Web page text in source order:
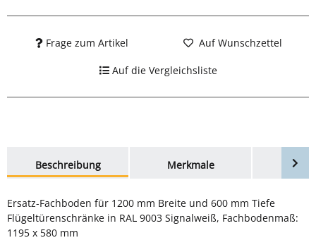
Frage zum Artikel Auf Wunschzettel
Auf die Vergleichsliste
Beschreibung
Merkmale
Ersatz-Fachboden für 1200 mm Breite und 600 mm Tiefe
Flügeltürenschränke in RAL 9003 Signalweiß, Fachbodenmaß:
1195 x 580 mm